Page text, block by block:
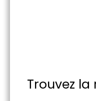
Trouvez